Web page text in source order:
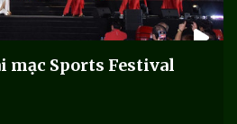
mạc Sports Festival